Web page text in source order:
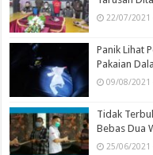
22/07/2021
Panik Lihat
Pakaian
09/08/2021
Tidak
Bebas Dua
25/06/2021